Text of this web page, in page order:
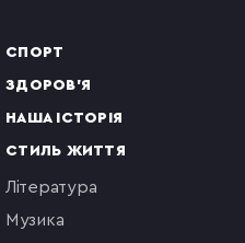
СПОРТ
ЗДОРОВ'Я
НАША ІСТОРІЯ
СТИЛЬ ЖИТТЯ
література
музика